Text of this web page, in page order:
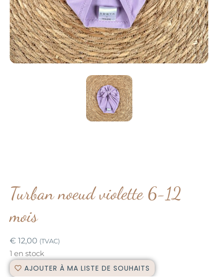
Turban noeud violette 6-12
mois
€ 12,00 (TVAC)
1 en stock
AJOUTER À MA LISTE DE SOUHAITS